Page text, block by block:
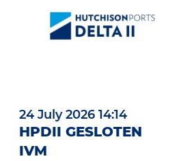
24 July 2026 14:14
HPDII GESLOTEN
IVM